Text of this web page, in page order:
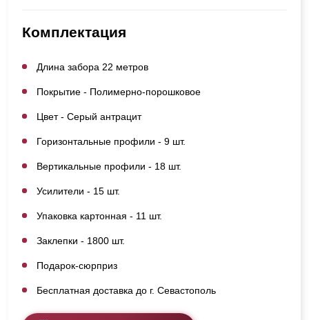
Комплектация
Длина забора 22 метров
Покрытие - Полимерно-порошковое
Цвет - Серый антрацит
Горизонтальные профили - 9 шт.
Вертикальные профили - 18 шт.
Усилители - 15 шт.
Упаковка картонная - 11 шт.
Заклепки - 1800 шт.
Подарок-сюрприз
Бесплатная доставка до г. Севастополь